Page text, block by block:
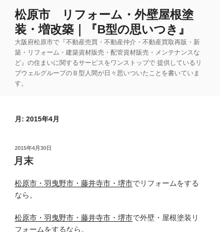
松原市 リフォーム・外壁屋根塗
装・増改築｜『B型の思いつき』
大阪府松原市で『不動産売買・不動産仲介・不動産買取再販・新
築・リフォーム・建築資材販売・配管資材販売・メンテナンスな
ど』の住まいに関するサービスをワンストップで 提供しているリ
ブウェルグループのＢ型人間が日々思いついたことを書いていま
す。
月: 2015年4月
投
稿
日:
2015年4月30日
月末
松原市・羽曳野市・藤井寺市・堺市でリフォームをする
なら。
松原市・羽曳野市・藤井寺市・堺市で外壁・屋根塗装リ
フォームをするなら。